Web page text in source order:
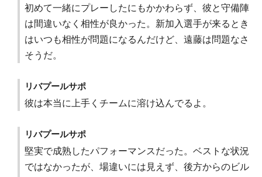
初めて一緒にプレーしたにもかかわらず、彼と守備陣
は間違いなく相性が良かった。新加入選手が来るとき
はいつも相性が問題になるんだけど、遠藤は問題なさ
そうだ。
リバプールサポ
彼は本当に上手くチームに溶け込んでるよ。
リバプールサポ
堅実で成熟したパフォーマンスだった。ベストな状況
ではなかったが、場違いには見えず、後方からのビル